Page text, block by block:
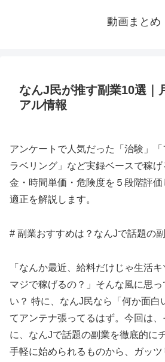
動画まとめ
なんJ民が推す副業10選｜
アル情報
アンケートで人気だった「治験」
ラベリング」など実録ベースで稼
金・時間単価・危険度を５段階評
適正を解説します。
# 副業おすすめは？なんJで話題の
「なんか最近、給料だけじゃ生活
マジで稼げるの？」そんな風に思
い？ 特に、なんJ民なら「何か面白
てアンテナ張ってるはず。今回は
に、なんJで話題の副業を徹底的に
手軽に始められるものから、ガッ